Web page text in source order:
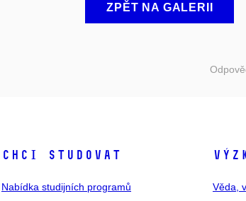
ZPĚT NA GALERII
CHCI STUDOVAT
Nabídka studijních programů
Věda,